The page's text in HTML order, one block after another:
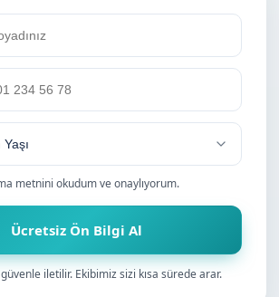
metnini okudum ve onaylıyorum.
Ücretsiz Ön Bilgi Al
iletilir. Ekibimiz sizi kısa sürede arar.